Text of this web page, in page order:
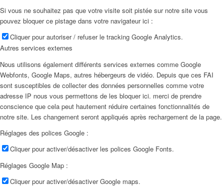
Si vous ne souhaitez pas que votre visite soit pistée sur notre site vous
pouvez bloquer ce pistage dans votre navigateur ici :
Cliquer pour autoriser / refuser le tracking Google Analytics.
Autres services externes
Nous utilisons également différents services externes comme Google
Webfonts, Google Maps, autres hébergeurs de vidéo. Depuis que ces FAI
sont susceptibles de collecter des données personnelles comme votre
adresse IP nous vous permettons de les bloquer ici. merci de prendre
conscience que cela peut hautement réduire certaines fonctionnalités de
notre site. Les changement seront appliqués après rechargement de la page.
Réglages des polices Google :
Cliquer pour activer/désactiver les polices Google Fonts.
Réglages Google Map :
Cliquer pour activer/désactiver Google maps.